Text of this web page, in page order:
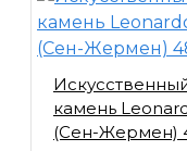
камень
(Сен-Жермен)